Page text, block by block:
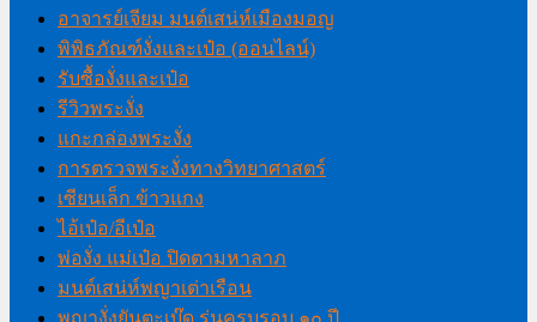
อาจารย์เจียม มนต์เสน่ห์เมืองมอญ
พิพิธภัณฑ์งั่งและเป๋อ (ออนไลน์)
รับซื้องั่งและเป๋อ
รีวิวพระงั่ง
แกะกล่องพระงั่ง
การตรวจพระงั่งทางวิทยาศาสตร์
เซียนเล็ก ข้าวแกง
ไอ้เป๋อ/อีเป๋อ
พ่องั่ง แม่เป๋อ ปิดตามหาลาภ
มนต์เสน่ห์พญาเต่าเรือน
พญางั่งยันตะเบ๊ด รุ่นครบรอบ ๑๐ ปี